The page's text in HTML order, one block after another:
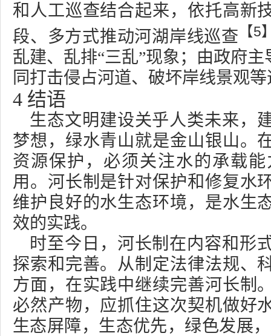
和人工巡查结合起来，依托高新
段、多方式推动河湖岸线巡查 【5
乱建、乱排“三乱”现象；由政府
同打击侵占河道、破坏岸线景观
4 结语
生态文明建设关乎人类未来，
梦想，绿水青山就是金山银山。
资源保护，必须关注水的承载
用。河长制是针对保护和修复水
维护良好的水生态环境，是水生
效的实践。
时至今日，河长制在内容和形
探索和完善。从制定法律法规、
方面，在实践中继续完善河长制
必然产物，应抓住这次契机做好
生态屏障，生态优先，绿色发展